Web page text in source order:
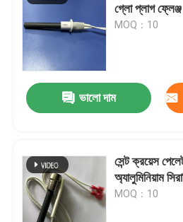
MOQ：10
ভালো দাম
সেন্ট ক্রয়েস
অ্যালুমিনিয়াম
MOQ：10